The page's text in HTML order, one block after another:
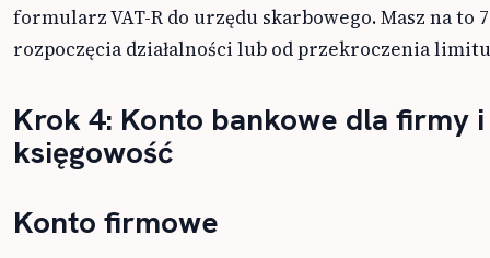
formularz VAT-R do urzędu skarbowego. Masz na to
rozpoczęcia działalności lub od przekroczenia
Krok 4: Konto bankowe dla firmy i
księgowość
Konto firmowe